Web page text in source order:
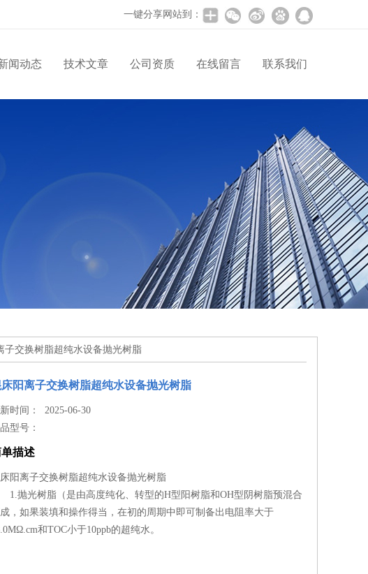
一键分享网站到：
闻动态 技术文章 公司资质 在线留言 联系我们
子交换树脂超纯水设备抛光树脂
阳离子交换树脂超纯水设备抛光树脂
时间： 2025-06-30
型号：
描述
阳离子交换树脂超纯水设备抛光树脂
抛光树脂（是由高度纯化、转型的H型阳树脂和OH型阴树脂预混合
，如果装填和操作得当，在初的周期中即可制备出电阻率大于
和TOC小于10ppb的超纯水。